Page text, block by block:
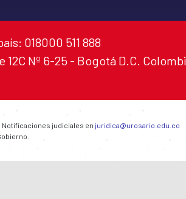
018000 511 888
Nº 6-25 - Bogotá D.C.
| Notificaciones judiciales en juridica@urosario.edu.co